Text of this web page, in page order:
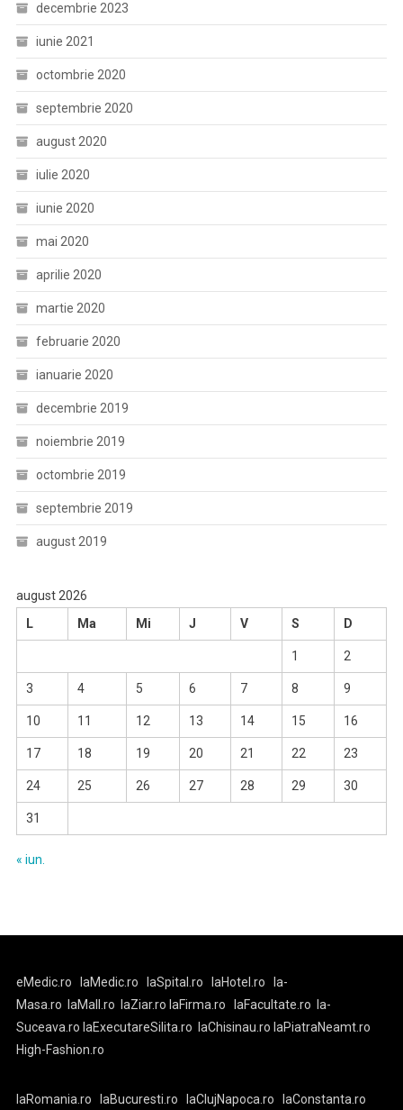
decembrie 2023
iunie 2021
octombrie 2020
septembrie 2020
august 2020
iulie 2020
iunie 2020
mai 2020
aprilie 2020
martie 2020
februarie 2020
ianuarie 2020
decembrie 2019
noiembrie 2019
octombrie 2019
septembrie 2019
august 2019
august 2026
L
Ma Mi J V S D
1 2
3 4 5 6 7 8 9
10 11 12 13 14 15 16
17 18 19 20 21 22 23
24 25 26 27 28 29 30
31
« iun.
eMedic.ro laMedic.ro laSpital.ro laHotel.ro
la-
Masa.ro
laMall.ro laZiar.ro laFirma.ro laFacultate.ro
la-
Suceava.ro laExecutareSilita.ro laChisinau.ro laPiatraNeamt.ro
High-Fashion.ro
laRomania.ro laBucuresti.ro laClujNapoca.ro laConstanta.ro